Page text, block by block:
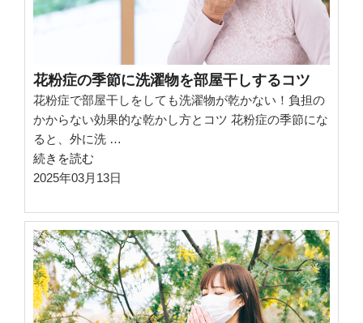
で
に
洗
濯
物
を
干
方
法”
の
花粉症の季節に洗濯物を部屋干しするコツ
花粉症で部屋干しをしても洗濯物が乾かない！負担の
かからない効果的な乾かし方とコツ 花粉症の季節にな
ると、外に洗 …
“花
粉
の
季
節
に
洗
濯
続きを読む
2025年03月13日